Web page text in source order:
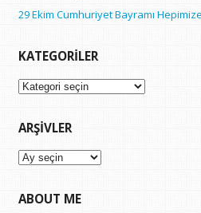
29 Ekim Cumhuriyet Bayramı
KATEGORILER
Kategoriler
ARŞIVLER
Arşivler
ABOUT ME